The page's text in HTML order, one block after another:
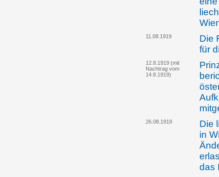
11.08.1919
Die
für
12.8.1919 (mit
Nachtrag vom
14.8.1919)
26.08.1919
Die
in
das